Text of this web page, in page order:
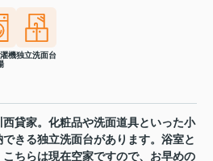
機独立洗面台
貸家。化粧品や洗面道具といった小
きる独立洗面台があります。浴室と
こちらは現在空家ですので、お早めの